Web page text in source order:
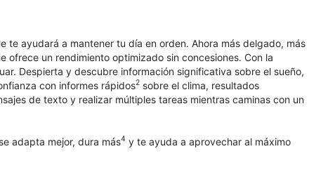
te ayudará a mantener tu día en orden. Ahora más delgado, más
un rendimiento optimizado sin concesiones. Con la
Despierta y descubre información significativa sobre el sueño,
con informes rápidos2 sobre el clima, resultados
de texto y realizar múltiples tareas mientras caminas con un
adapta mejor, dura más4 y te ayuda a aprovechar al máximo